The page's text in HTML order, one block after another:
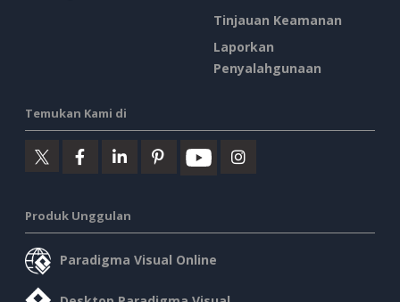
Tinjauan Keamanan
Laporkan
Penyalahgunaan
Temukan Kami di
Produk Unggulan
Paradigma Visual Online